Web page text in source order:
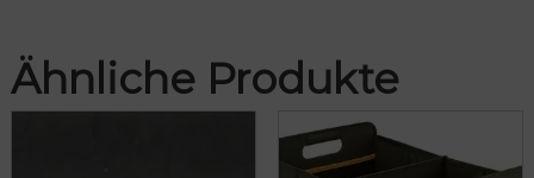
0
Ähnliche Produkte